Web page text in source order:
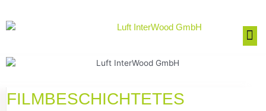
springen
FILMBESCHICHTETES